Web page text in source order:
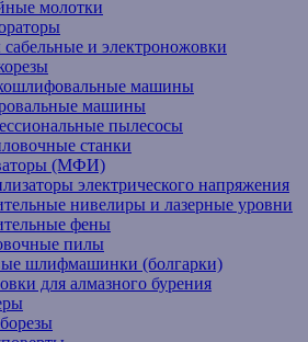
молотки
и электроножовки
машины
машины
пылесосы
станки
(МФИ)
электрического напряжения
нивелиры и лазерные уровни
фены
пилы
шлифмашинки (болгарки)
для алмазного бурения